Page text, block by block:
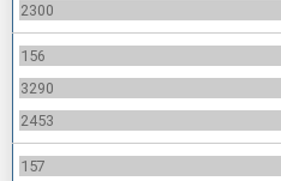
2300
156
3290
2453
157